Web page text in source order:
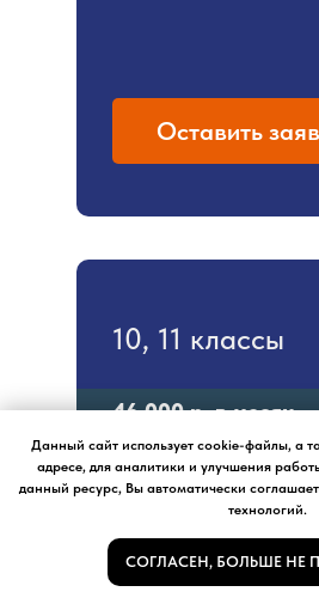
Данный сайт использует cookie-файлы, а
адресе, для аналитики и улучшения
данный ресурс, Вы автоматически
технологий.
СОГЛАСЕН, БОЛЬШЕ НЕ
10, 11 классы
Оставить
46 000 р.в месяц
Базовое обучение,
по русскому языку и
61 000 р.в месяц
Три часа от Москвы– природа,
тишина и настоящая сказка
Мещёрского края
УЗНАТЬ БОЛЬШЕ